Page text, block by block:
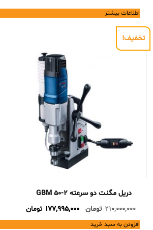
اطلاعات بیشتر
تخفیف!
دریل مگنت دو سرعته GBM 50-2
210,000,000 تومان
Original
price
177,995,000 تومانCurrent
price
افزودن به سبد خرید